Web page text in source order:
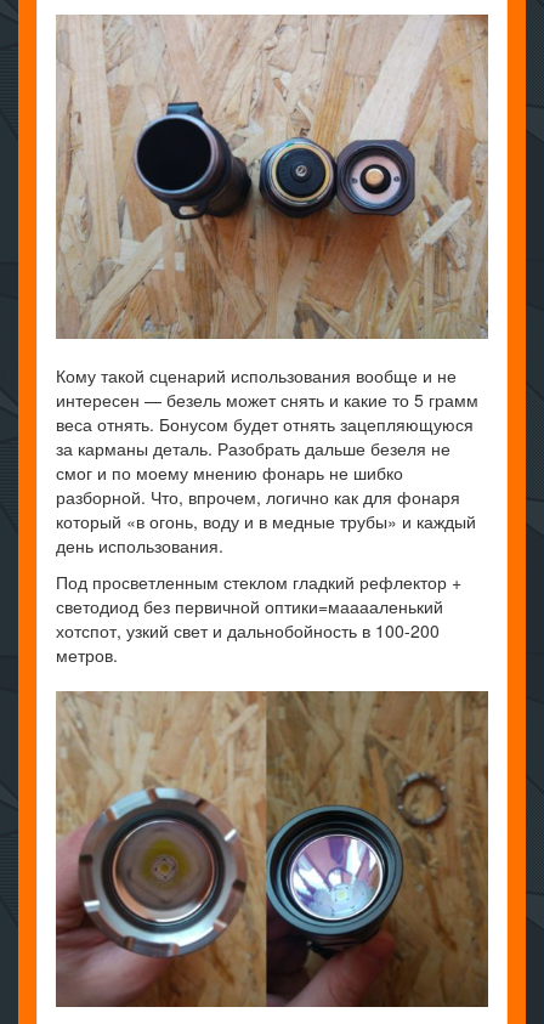
Кому такой сценарий использования вообще и не
интересен — безель может снять и какие то 5 грамм
веса отнять. Бонусом будет отнять зацепляющуюся
за карманы деталь. Разобрать дальше безеля не
смог и по моему мнению фонарь не шибко
разборной. Что, впрочем, логично как для фонаря
который «в огонь, воду и в медные трубы» и каждый
день использования.
Под просветленным стеклом гладкий рефлектор +
светодиод без первичной оптики=мааааленький
хотспот, узкий свет и дальнобойность в 100-200
метров.